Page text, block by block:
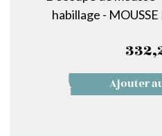
habillage -
Ajouter